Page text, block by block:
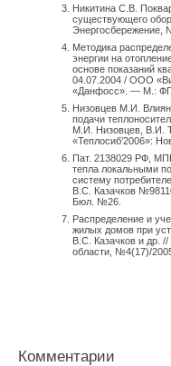
Никитина С.В.
существующего
Энергосбережение,
Методика
энергии на
основе показаний
04.07.2004 / ООО
«Данфосс». — М.:
Низовцев М.И.
подачи
М.И. Низовцев, В.И.
«Теплосиб’2006»:
Пат. 2138029 РФ,
тепла локальными
систему
В.С. Казачков
Бюл. №26.
Распределение и
жилых домов при
В.С. Казачков и др.
области, №4(17)/
Комментарии